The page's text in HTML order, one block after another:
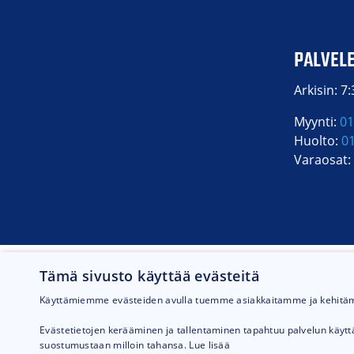
Arkisin:
Myynti:
Huolto:
Varaosat:
Tämä sivusto käyttää evästeitä
Käyttämiemme evästeiden avulla tuemme asiakkaitamme ja
Evästetietojen kerääminen ja tallentaminen tapahtuu palvelun
suostumustaan milloin tahansa. Lue lisää